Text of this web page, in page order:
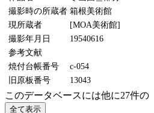
撮影時の所蔵者 箱根美術館
現所蔵者
[MOA美術館]
撮影年月日
19540616
参考文献
焼付台帳番号
c-054
旧原板番号
13043
このデータベースには他に27件